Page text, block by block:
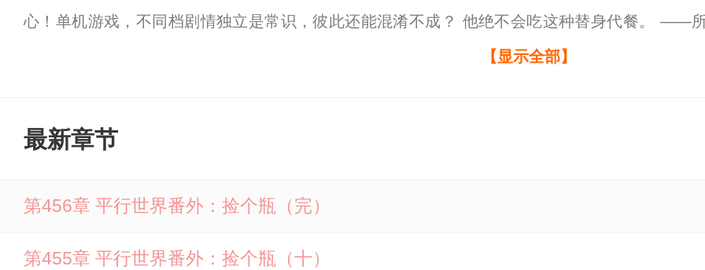
心！单机游戏，不同档剧情独立是常识，彼此还能混淆不成？ 他绝不会吃这种替身代餐。 ——
等…… 你们是说，我小号几十年前已经失踪报废？ 张从宣拉开系统面板，陷入沉思——那我正在
【显示全部】
最新章节
第456章 平行世界番外：捡个瓶（完）
第455章 平行世界番外：捡个瓶（十）